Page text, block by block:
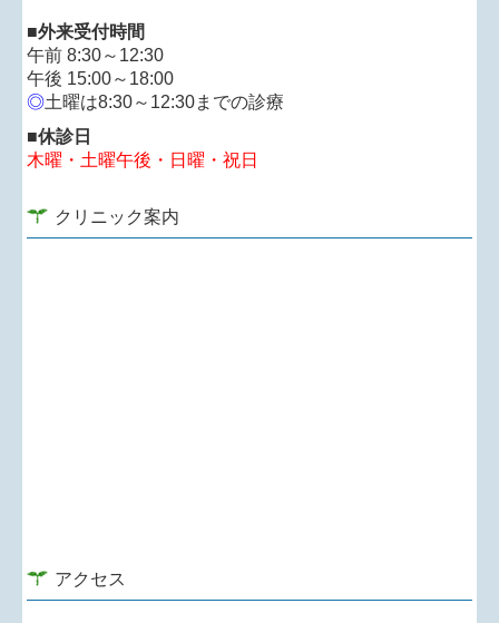
クリニック案内
アクセス
10/10（火）より接種開始
料金：一般 4000円
小児（3歳以上）3600円
入荷予定量に相当する人数に達し次第予約受付終了と
なる旨御了承下さい。
接種時間は平日9:30から11:30、16:00から17:30
土曜10:00から12:00 希望の時間をお伝え
午後の診察は通常通り15時より行います。
■外来受付時間
午前 8:30～12:30
午後 15:00～18:00
◎土曜は8:30～12:30までの診療
■休診日
木曜 ・ 土曜午後 ・日曜・祝日